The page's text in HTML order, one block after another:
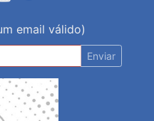
email válido)
Enviar